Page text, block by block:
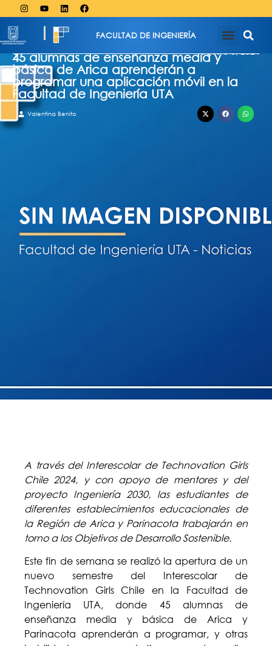
FACULTAD DE INGENIERÍA
agosto 5, 2024
45 alumnas de enseñanza media y
básica de Arica aprenderán a
programar una aplicación móvil en la
Facultad de Ingeniería UTA
Valentina Benito
A través del Interescolar de Technovation Girls
Chile 2024, y con apoyo de mentores y del
proyecto Ingeniería 2030, las estudiantes de
diferentes establecimientos educacionales de
la Región de Arica y Parinacota trabajarán en
torno a los Objetivos de Desarrollo Sostenible.
Este fin de semana se realizó la apertura de un
nuevo semestre del Interescolar de
Technovation Girls Chile en la Facultad de
Ingeniería UTA, donde 45 alumnas de
enseñanza media y básica de Arica y
Parinacota aprenderán a programar, y otras